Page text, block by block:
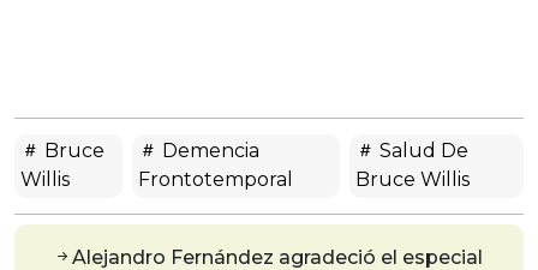
Bruce
Willis
Demencia
Frontotemporal
Salud De
Bruce Willis
Alejandro Fernández agradeció el especial